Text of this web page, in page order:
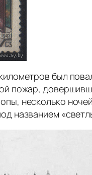
был
пожар,
несколько
названием